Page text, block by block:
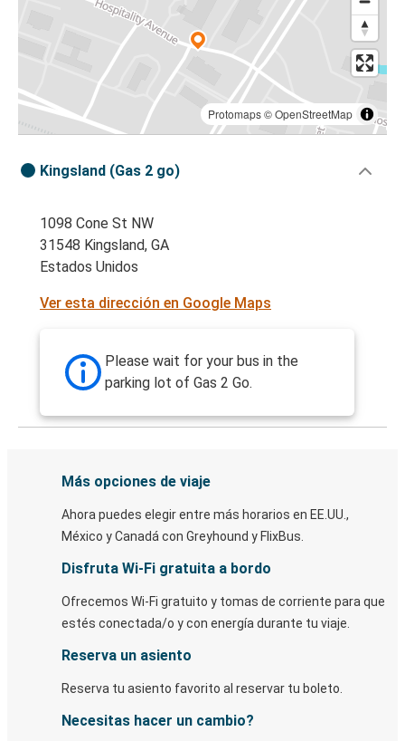
Protomaps©OpenStreetMap
Kingsland (Gas 2 go)
1098 Cone St NW
31548 Kingsland, GA
Estados Unidos
Ver esta dirección en Google Maps
Please wait for your bus in the
parking lot of Gas 2 Go.
Más opciones de viaje
Ahora puedes elegir entre más horarios en EE.UU.,
México y Canadá con Greyhound y FlixBus.
Disfruta Wi-Fi gratuita a bordo
Ofrecemos Wi-Fi gratuito y tomas de corriente para que
estés conectada/o y con energía durante tu viaje.
Reserva un asiento
Reserva tu asiento favorito al reservar tu boleto.
Necesitas hacer un cambio?